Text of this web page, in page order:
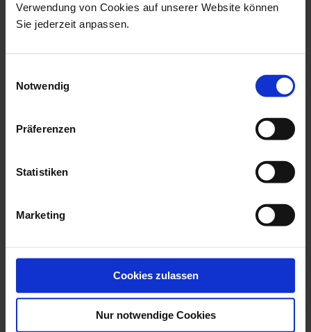
Verwendung von Cookies auf unserer Website können
Sie jederzeit anpassen.
Notwendig
Präferenzen
Statistiken
Marketing
Cookies zulassen
Nur notwendige Cookies
Available
Bird Toucan, H 32 Cm
we think you’ll like these